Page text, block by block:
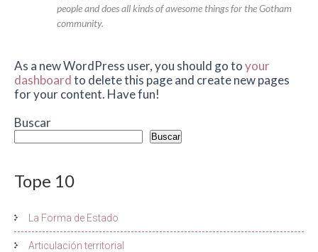
people and does all kinds of awesome things for the Gotham
community.
As a new WordPress user, you should go toyour
dashboardto delete this page and create new pages
for your content. Have fun!
Buscar
Buscar
Tope 10
La Forma de Estado
Articulación territorial